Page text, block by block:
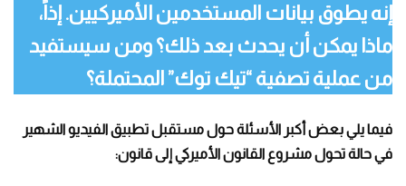
إنه يطوق بيانات المستخدمين الأميركيين. إذاً،
ماذا يمكن أن يحدث بعد ذلك؟ ومن سيستفيد
من عملية تصفية “تيك توك” المحتملة؟
فيما يلي بعض أكبر الأسئلة حول مستقبل تطبيق الفيديو الشهير
في حالة تحول مشروع القانون الأميركي إلى قانون: